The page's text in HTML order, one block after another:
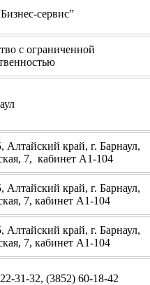
сервис”
с ограниченной
Алтайский край, г. Барнаул,
7, кабинет А1-104
Алтайский край, г. Барнаул,
7, кабинет А1-104
Алтайский край, г. Барнаул,
7, кабинет А1-104
31-32, (3852) 60-18-42